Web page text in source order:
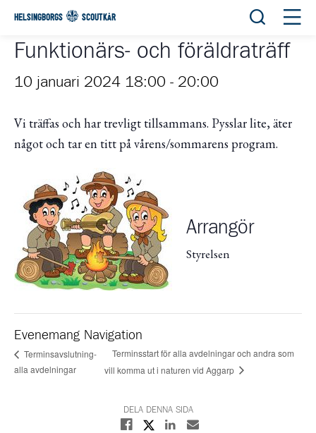
HELSINGBORGS SCOUTKÅR Öppna
Funktionärs- och föräldraträff
10 januari 2024 18:00 - 20:00
Vi träffas och har trevligt tillsammans. Pysslar lite, äter
något och tar en titt på vårens/sommarens program.
Arrangör
Styrelsen
Evenemang Navigation
Terminsavslutning-
alla avdelningar
Terminsstart för alla avdelningar och andra som
vill komma ut i naturen vid Aggarp
DELA DENNA SIDA
Dela på Facebook
Dela på XDela på Linkedin
Dela med E-post